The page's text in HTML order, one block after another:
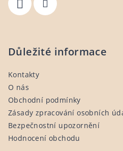
Důležité informace
Kontakty
O nás
Obchodní podmínky
Zásady zpracování osobních
Bezpečnostní upozornění
Hodnocení obchodu